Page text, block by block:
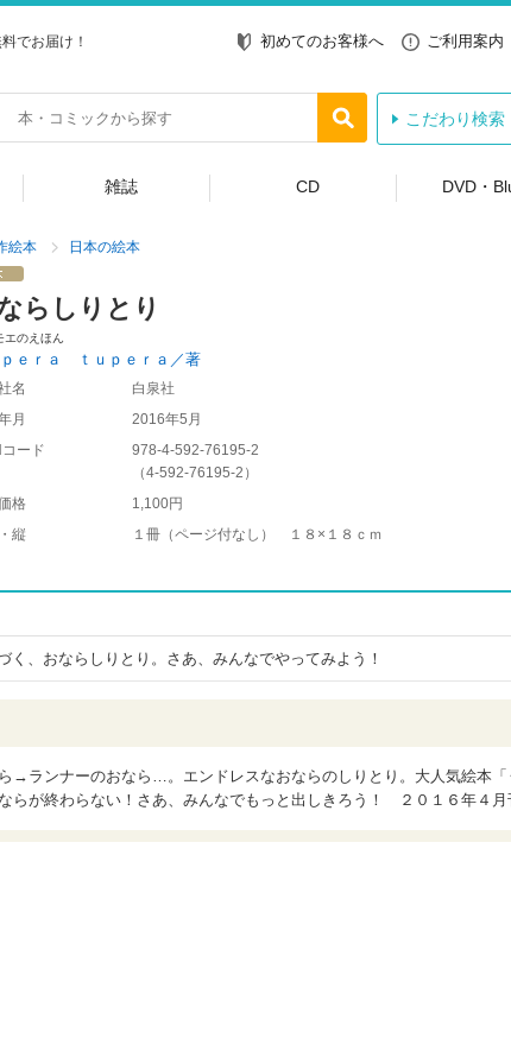
でお届け！ 初めてのお客様へ ご利用案内
こだわり検索
雑誌 CD DVD・
絵本 日本の絵本
らしりとり
エのえほん
ｐｅｒａ ｔｕｐｅｒａ／著
名
白泉社
月
2016年5月
コード
978-4-592-76195-2
（4-592-76195-2 ）
格
1,100円
縦
１冊（ページ付なし） １８×１８ｃｍ
く、おならしりとり。さあ、みんなでやってみよう！
→ランナーのおなら…。エンドレスなおならのしりとり。大人気絵本「
らが終わらない！さあ、みんなでもっと出しきろう！ ２０１６年４月